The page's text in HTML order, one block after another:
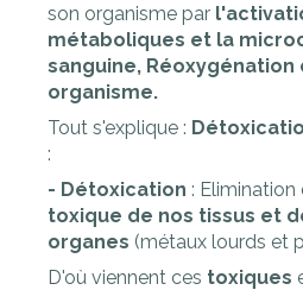
son organisme par
métaboliques et la
sanguine,
organisme.
Tout s'explique :
:
- Détoxication : Elimination
toxique de nos tissus et
organes (métaux lourds et
D'où viennent ces toxiques